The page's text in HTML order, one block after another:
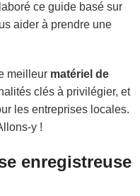
ce guide basé sur
aider à prendre une
meilleur matériel de
clés à privilégier, et
les entreprises locales.
y !
enregistreuse